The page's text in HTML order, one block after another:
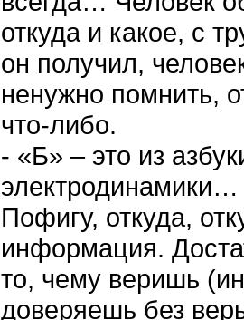
откуда и какое, с
он получил,
ненужно помнить,
что-либо.
- «Б» – это из
электродинамики…
Пофигу, откуда,
информация.
то, чему веришь
доверяешь без